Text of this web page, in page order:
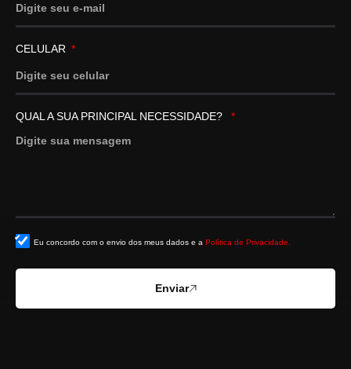
CELULAR
QUAL A SUA PRINCIPAL NECESSIDADE?
Eu concordo com o envio dos meus dados e a Política de Privacidade.
Enviar